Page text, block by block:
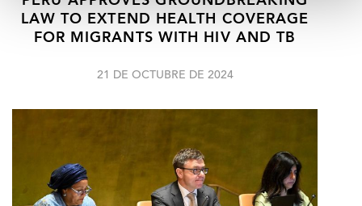
LAW TO EXTEND HEALTH COVERAGE
FOR MIGRANTS WITH HIV AND TB
21 DE OCTUBRE DE 2024